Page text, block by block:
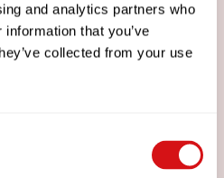
and analytics partners who
that you’ve
collected from your use
comienzos en Kobe, Japón,
ha estado
de la artesanía en cada
un sabor distintivo y